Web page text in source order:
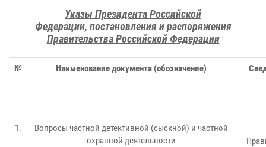
Указы Президента Российской
Федерации, постановления и распоряжения
Правительства Российской Федерации
№ Наименование документа (обозначение)
1.
Вопросы частной детективной (сыскной) и частной
охранной деятельности